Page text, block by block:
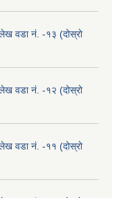
वडा नं. -१३ (दोस्रो
वडा नं. -१२ (दोस्रो
वडा नं. -११ (दोस्रो